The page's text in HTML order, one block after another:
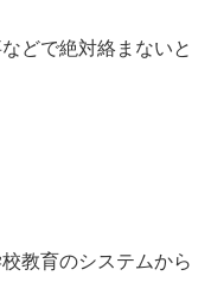
どで絶対絡まないと
教育のシステムから